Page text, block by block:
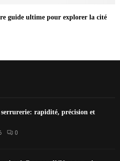
guide ultime pour explorer la cité
serrurerie: rapidité, précision et
0